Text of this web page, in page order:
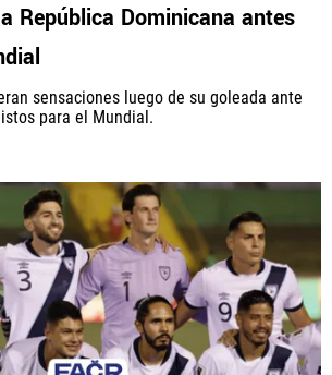
República Dominicana antes
sensaciones luego de su goleada ante
para el Mundial.